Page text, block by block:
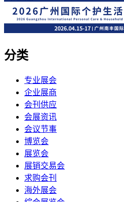
分类
专业展会
企业展商
会刊供应
会展资讯
会议节事
博览会
展览会
展销交易会
求购会刊
海外展会